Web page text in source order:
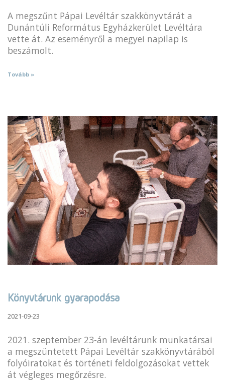
A megszűnt Pápai Levéltár szakkönyvtárát a
Dunántúli Református Egyházkerület Levéltára
vette át. Az eseményről a megyei napilap is
beszámolt.
Tovább »
Könyvtárunk gyarapodása
2021-09-23
2021. szeptember 23-án levéltárunk munkatársai
a megszüntetett Pápai Levéltár szakkönyvtárából
folyóiratokat és történeti feldolgozásokat vettek
át végleges megőrzésre.